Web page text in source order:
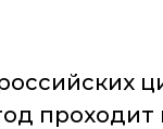
проходит